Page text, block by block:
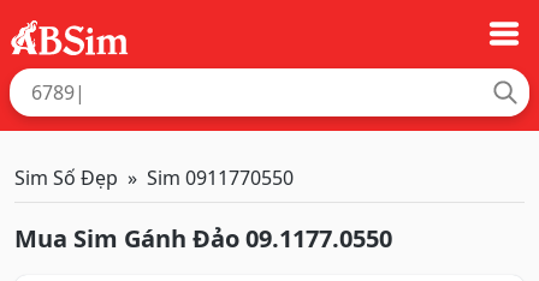
Sim Số Đẹp Sim 0911770550
Mua Sim Gánh Đảo 09.1177.0550